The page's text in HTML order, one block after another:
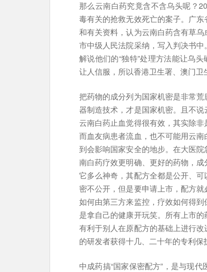
那么云南白药究竟含不含乌头呢？
毒有关的抢救无效死亡的案子。广
和有关资料，认为云南白药含有草
市中级人民法院采纳，写入判决书
解说他们的“独特”处理方法能让乌
让人信服，所以香港卫生署、澳门卫
把药物的成分列为国家机密是非常
器制造技术，才是国家机密。且不
云南白药止血觉得很有效，其实除
而血友病患者流血，也不可能用云
到会影响国家安全的地步。在大医
南白药疗效更明确、更好的药物，
它多么神奇，其配方全都是公开、
密不公开，但是要申请上市，配方
如何由第三方来监控，疗效如何得
是拿自己的健康开玩笑。所有上市
有利于别人在原配方的基础上进行
的研发者获得十几、二十年的专利保
中成药搞“国家保密配方”，是与现